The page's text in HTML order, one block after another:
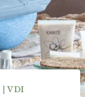
|VDI